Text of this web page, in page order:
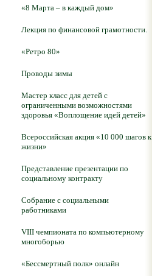
«8 Марта – в каждый дом»
Лекция по финансовой грамотности.
«Ретро 80»
Проводы зимы
Мастер класс для детей с
ограниченными возможностями
здоровья «Воплощение идей детей»
Всероссийская акция «10 000 шагов к
жизни»
Представление презентации по
социальному контракту
Собрание с социальными
работниками
VIII чемпионата по компьютерному
многоборью
«Бессмертный полк» онлайн